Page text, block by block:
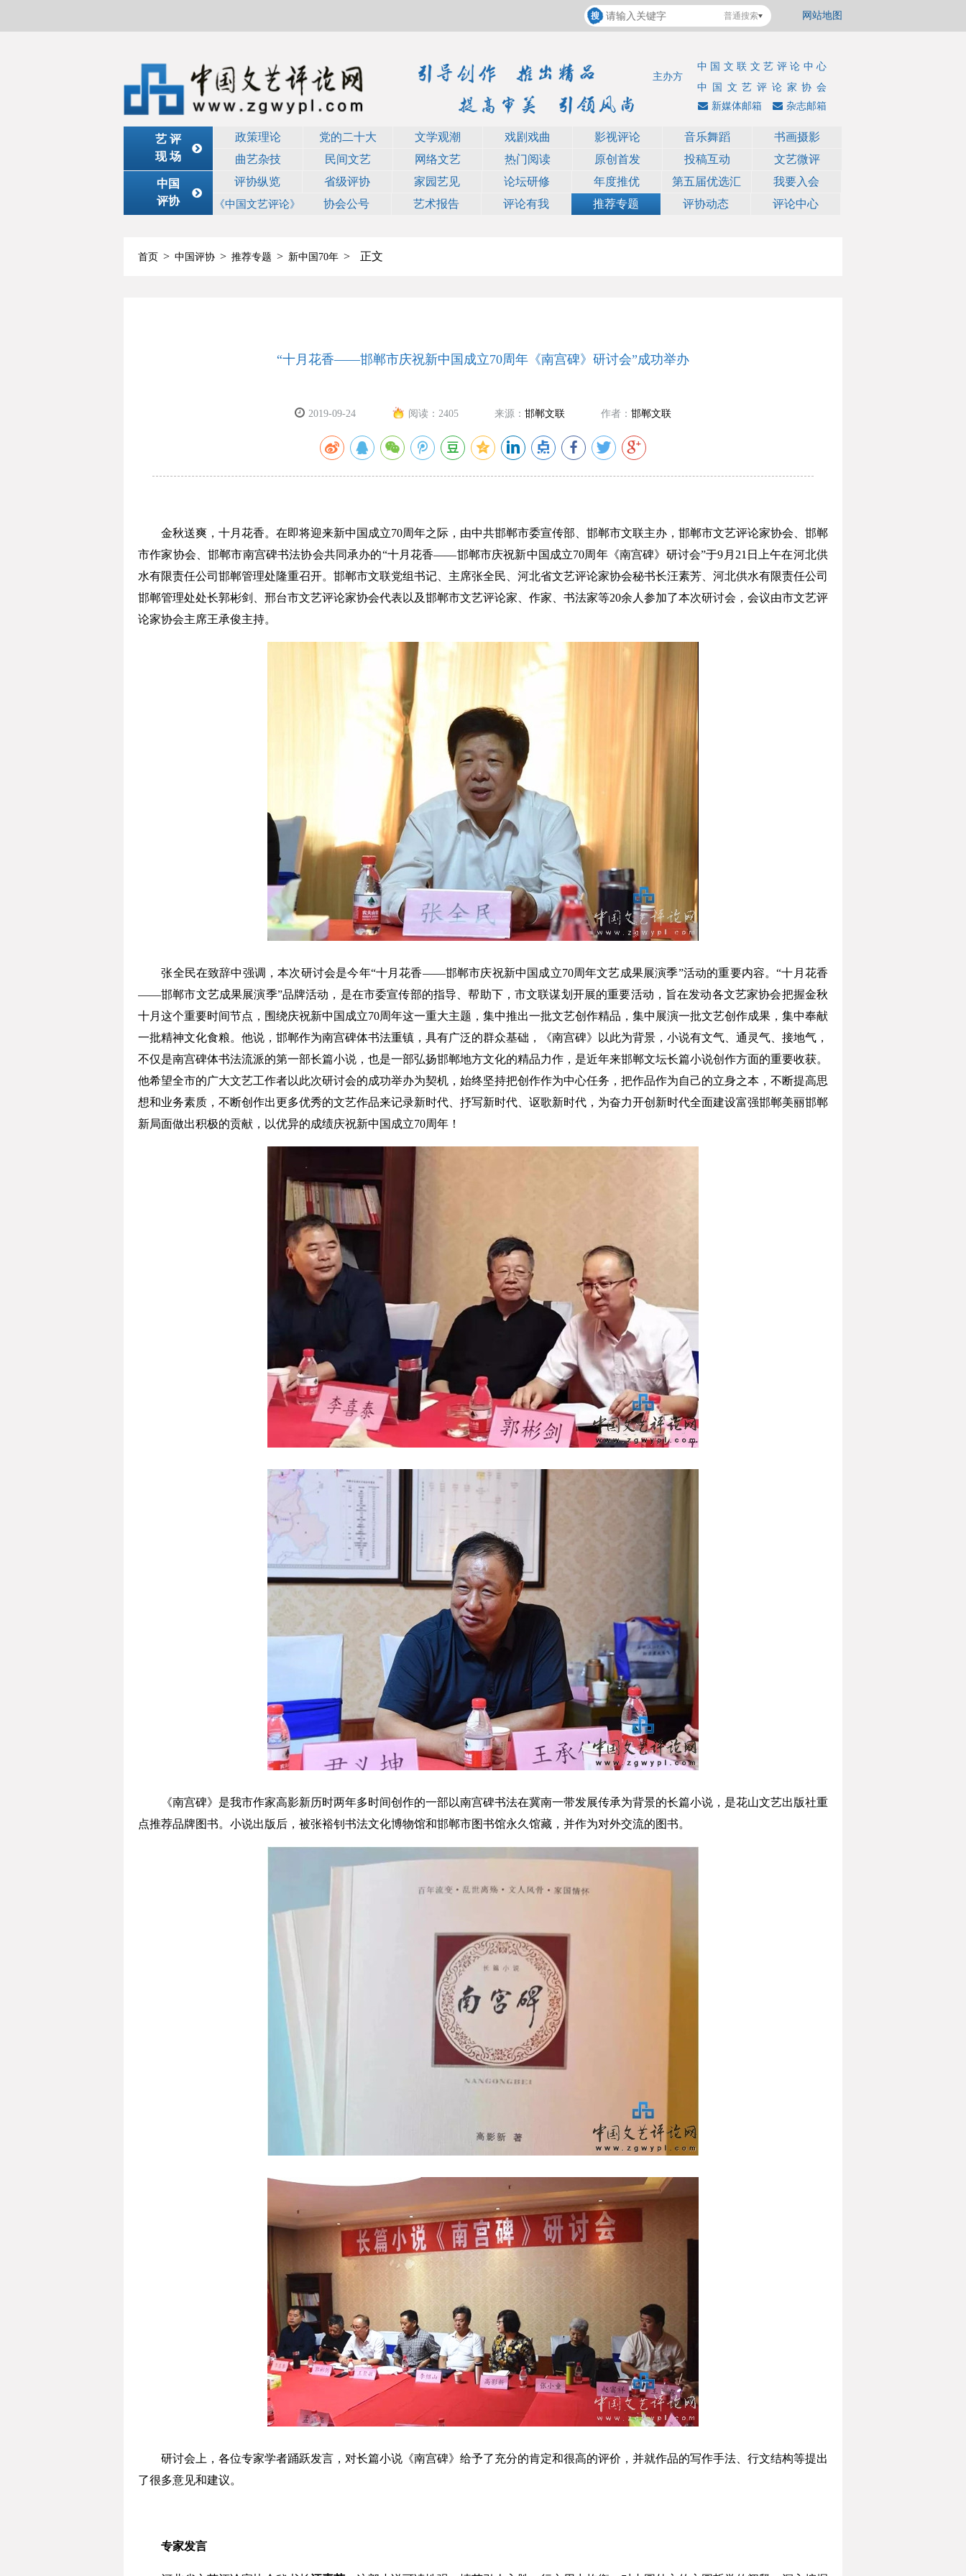
网站地图
普通搜索
中国文联文艺评论中心
中国文艺评论家协会
主办方
杂志邮箱
新媒体邮箱
艺 评
现 场
政策理论 党的二十大 文学观潮 戏剧戏曲 影视评论 音乐舞蹈
书画摄影
曲艺杂技
民间文艺 网络文艺 热门阅读 原创首发 投稿互动
文艺微评
中国
评协
评协纵览 省级评协 家园艺见 论坛研修 年度推优 第五届优选汇 我要入会
《中国文艺评论》 协会公号 艺术报告 评论有我 推荐专题 评协动态 评论中心
首页 > 中国评协 > 推荐专题 > 新中国70年 > 正文
“十月花香——邯郸市庆祝新中国成立70周年《南宫碑》研讨会”成功举办
2019-09-24 阅读： 2405 来源： 邯郸文联 作者： 邯郸文联
金秋送爽，十月花香。在即将迎来新中国成立70周年之际，由中共邯郸市委宣传部、邯郸市文联主办，邯郸市文艺评论家协会、邯郸
市作家协会、邯郸市南宫碑书法协会共同承办的“十月花香——邯郸市庆祝新中国成立70周年《南宫碑》研讨会”于9月21日上午在河北供
水有限责任公司邯郸管理处隆重召开。邯郸市文联党组书记、主席张全民、河北省文艺评论家协会秘书长汪素芳、河北供水有限责任公司
邯郸管理处处长郭彬剑、邢台市文艺评论家协会代表以及邯郸市文艺评论家、作家、书法家等20余人参加了本次研讨会，会议由市文艺评
论家协会主席王承俊主持。
张全民在致辞中强调，本次研讨会是今年“十月花香——邯郸市庆祝新中国成立70周年文艺成果展演季”活动的重要内容。“十月花香
——邯郸市文艺成果展演季”品牌活动，是在市委宣传部的指导、帮助下，市文联谋划开展的重要活动，旨在发动各文艺家协会把握金秋
十月这个重要时间节点，围绕庆祝新中国成立70周年这一重大主题，集中推出一批文艺创作精品，集中展演一批文艺创作成果，集中奉献
一批精神文化食粮。他说，邯郸作为南宫碑体书法重镇，具有广泛的群众基础，《南宫碑》以此为背景，小说有文气、通灵气、接地气，
不仅是南宫碑体书法流派的第一部长篇小说，也是一部弘扬邯郸地方文化的精品力作，是近年来邯郸文坛长篇小说创作方面的重要收获。
他希望全市的广大文艺工作者以此次研讨会的成功举办为契机，始终坚持把创作作为中心任务，把作品作为自己的立身之本，不断提高思
想和业务素质，不断创作出更多优秀的文艺作品来记录新时代、抒写新时代、讴歌新时代，为奋力开创新时代全面建设富强邯郸美丽邯郸
新局面做出积极的贡献，以优异的成绩庆祝新中国成立70周年！
《南宫碑》是我市作家高影新历时两年多时间创作的一部以南宫碑书法在冀南一带发展传承为背景的长篇小说，是花山文艺出版社重
点推荐品牌图书。小说出版后，被张裕钊书法文化博物馆和邯郸市图书馆永久馆藏，并作为对外交流的图书。
研讨会上，各位专家学者踊跃发言，对长篇小说《南宫碑》给予了充分的肯定和很高的评价，并就作品的写作手法、行文结构等提出
了很多意见和建议。
专家发言